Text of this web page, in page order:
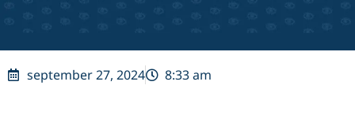
september 27, 2024 8:33 am